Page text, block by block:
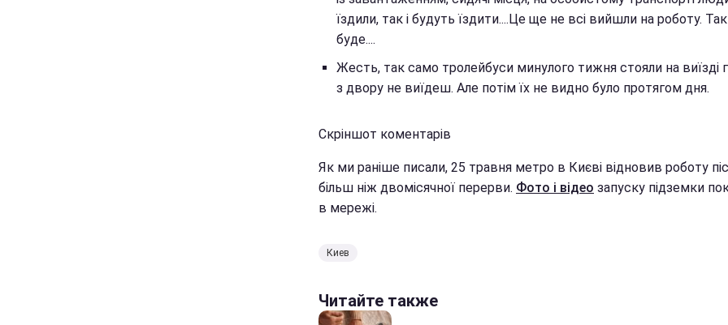
їздили, так і будуть їздити....Це ще не всі вийшли на роботу. Так
буде....
Жесть, так само тролейбуси минулого тижня стояли на виїзді
з двору не виїдеш. Але потім їх не видно було протягом дня.
Скріншот коментарів
Як ми раніше писали, 25 травня метро в Києві відновив роботу
більш ніж двомісячної перерви. Фото і відео запуску підземки
в мережі.
Киев
Читайте также